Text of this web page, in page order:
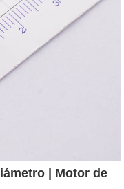
| Motor de